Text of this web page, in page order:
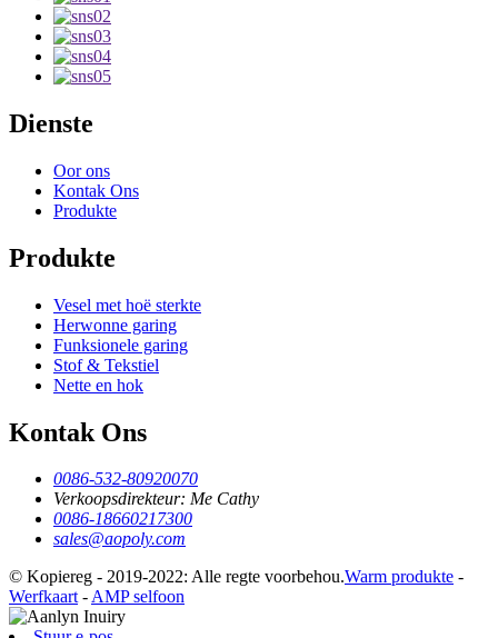
Dienste
Oor ons
Kontak Ons
Produkte
Produkte
Vesel met hoë sterkte
Herwonne garing
Funksionele garing
Stof & Tekstiel
Nette en hok
Kontak Ons
0086-532-80920070
Verkoopsdirekteur: Me Cathy
0086-18660217300
sales@aopoly.com
© Kopiereg - 2019-2022: Alle regte voorbehou.Warm produkte -
Werfkaart-AMP selfoon